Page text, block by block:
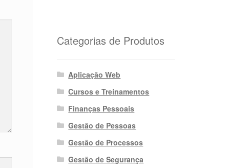
Categorias de Produtos
Aplicação Web
Cursos e Treinamentos
Finanças Pessoais
Gestão de Pessoas
Gestão de Processos
Gestão de Segurança